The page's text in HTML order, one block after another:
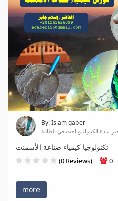
By: Islam gaber
تكنولوجيا كيمياء صناعة الأسمنت
(0 Reviews) 0
more